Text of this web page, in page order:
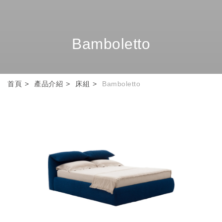
Bamboletto
首頁 產品介紹 床組 Bamboletto